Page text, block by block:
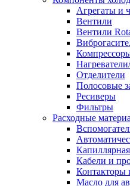
Агрегаты и
Вентили
Вентили
Отделители
Полосовые
Ресиверы
Фильтры
Расходные
Кабели и
Контакторы
Масло для